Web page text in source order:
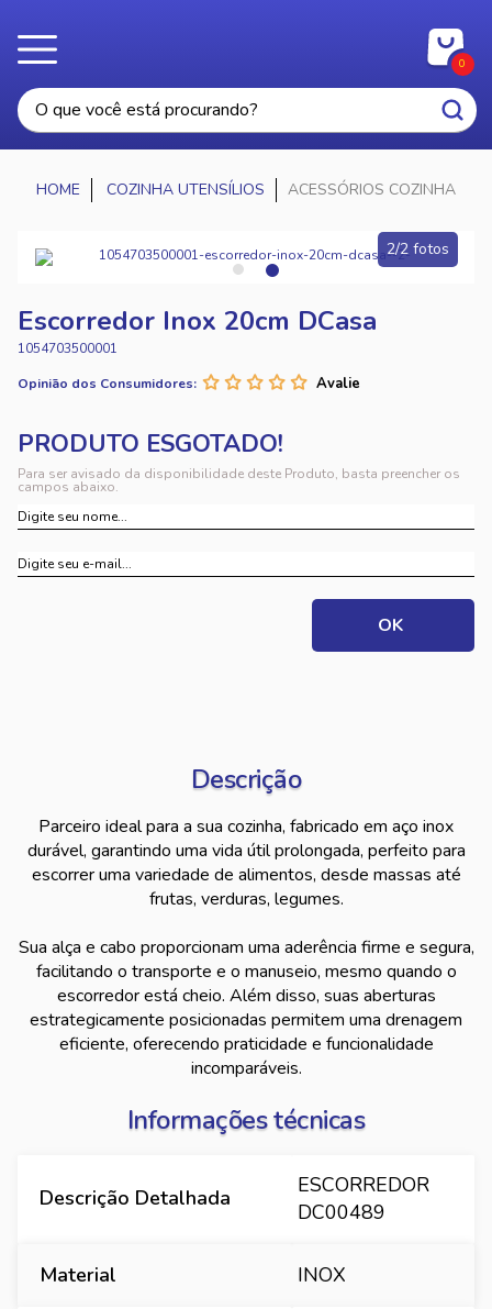
0
COZINHA UTENSÍLIOS ACESSÓRIOS COZINHA
2/2 fotos
Escorredor Inox 20cm DCasa
1054703500001
Opinião dos Consumidores:
Para ser avisado da disponibilidade deste Produto, basta preencher os
campos abaixo.
Descrição
Parceiro ideal para a sua cozinha, fabricado em aço inox
durável, garantindo uma vida útil prolongada, perfeito para
escorrer uma variedade de alimentos, desde massas até
frutas, verduras, legumes.
Sua alça e cabo proporcionam uma aderência firme e segura,
facilitando o transporte e o manuseio, mesmo quando o
escorredor está cheio. Além disso, suas aberturas
estrategicamente posicionadas permitem uma drenagem
eficiente, oferecendo praticidade e funcionalidade
incomparáveis.
Informações técnicas
Descrição Detalhada
ESCORREDOR
DC00489
Material
INOX